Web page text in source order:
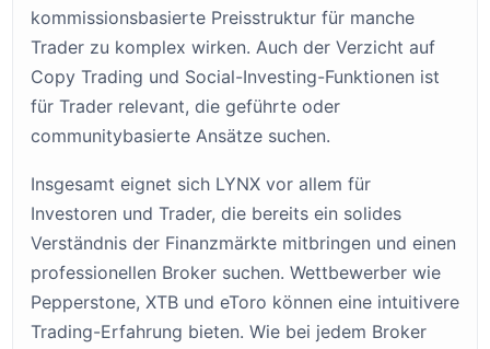
kommissionsbasierte Preisstruktur für manche
Trader zu komplex wirken. Auch der Verzicht auf
Copy Trading und Social-Investing-Funktionen ist
für Trader relevant, die geführte oder
communitybasierte Ansätze suchen.
Insgesamt eignet sich LYNX vor allem für
Investoren und Trader, die bereits ein solides
Verständnis der Finanzmärkte mitbringen und einen
professionellen Broker suchen. Wettbewerber wie
Pepperstone, XTB und eToro können eine intuitivere
Trading-Erfahrung bieten. Wie bei jedem Broker